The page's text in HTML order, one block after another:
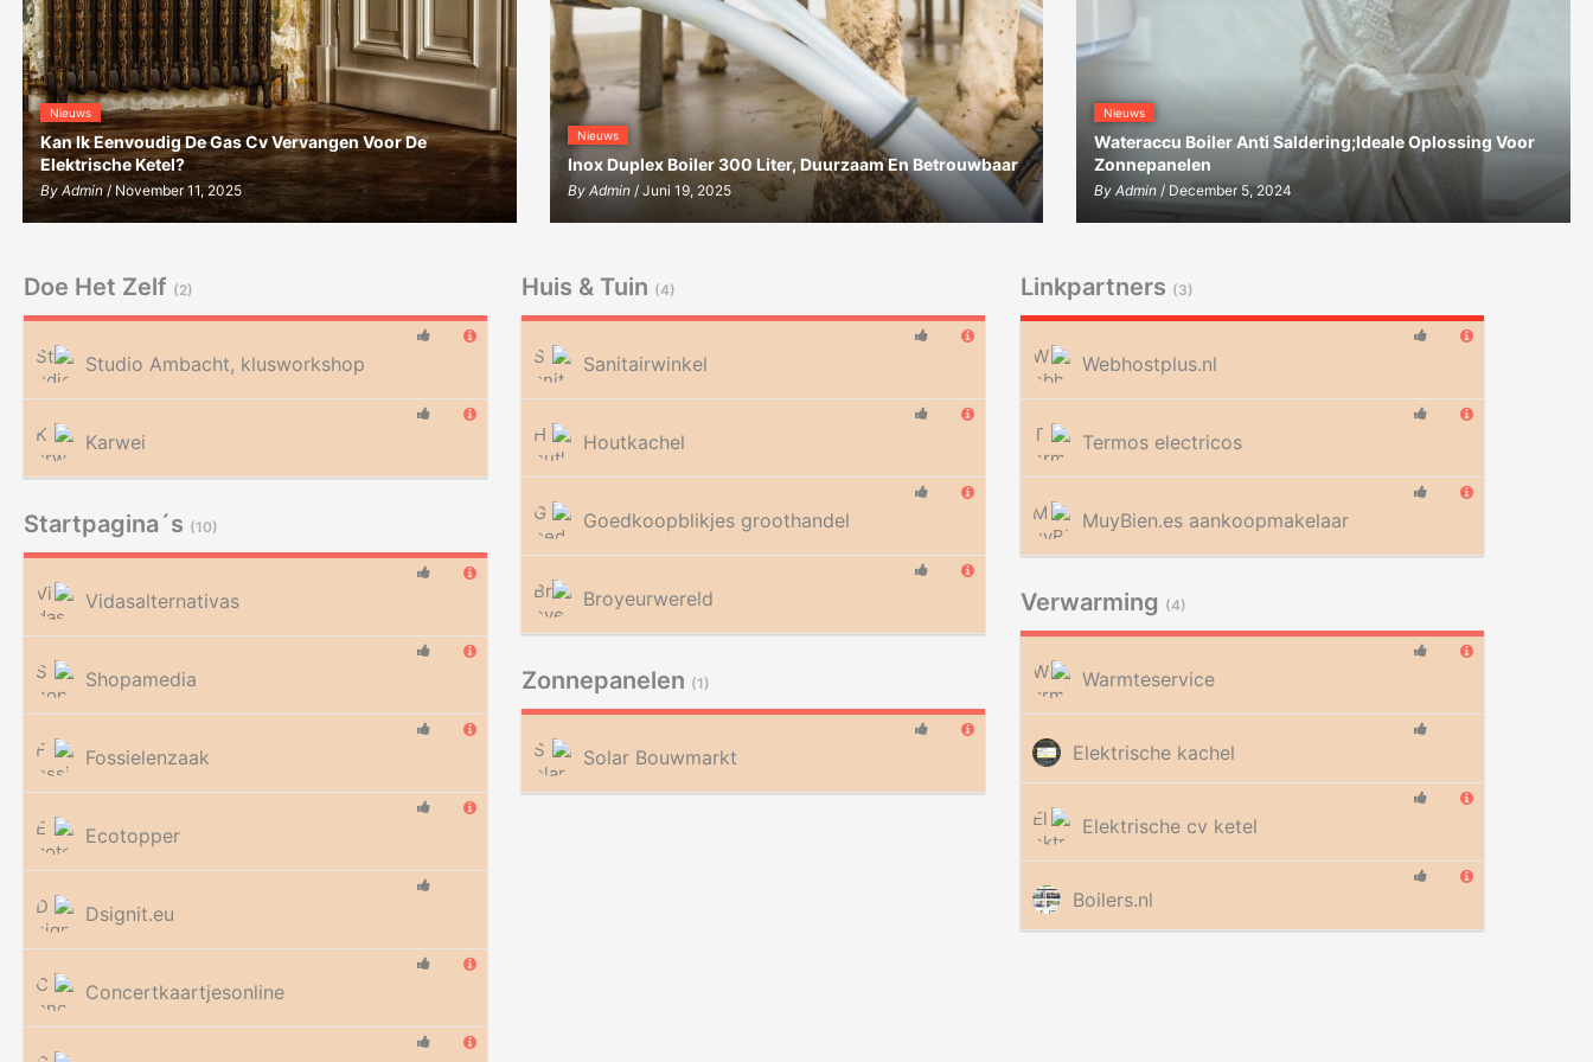
Nieuws
Kan Ik Eenvoudig De Gas Cv Vervangen Voor De
Elektrische Ketel?
ByAdmin/ November 11, 2025
Nieuws
Inox Duplex Boiler 300 Liter, Duurzaam En Betrouwbaar
By Admin/ Juni 19, 2025
Nieuws
Wateraccu Boiler Anti Saldering;Ideale Oplossing Voor
Zonnepanelen
ByAdmin / December 5, 2024
Doe Het Zelf (2)
Studio Ambacht, klusworkshop
Karwei
Huis & Tuin (4)
Sanitairwinkel
Houtkachel
Goedkoopblikjes groothandel
Broyeurwereld
Linkpartners (3)
Webhostplus.nl
Termos electricos
MuyBien.es aankoopmakelaar
Startpagina´s (10)
Vidasalternativas
Shopamedia
Fossielenzaak
Ecotopper
Dsignit.eu
Concertkaartjesonline
Verwarming (4)
Warmteservice
Elektrische kachel
Elektrische cv ketel
Boilers.nl
Zonnepanelen (1)
Solar Bouwmarkt